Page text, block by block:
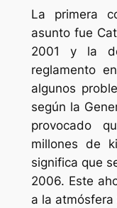
La primera
asunto fue
2001 y la
reglamento
algunos
según la
provocado
millones de
significa que
2006. Este
a la